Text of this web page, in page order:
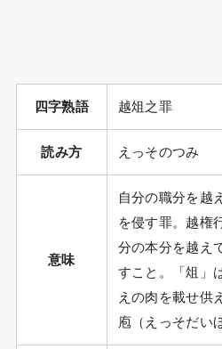
四字熟語 越俎之罪
読み方 えっそのつみ
意味
自分の職分を越
を侵す罪。越権
分の本分を越え
すこと。「俎」
えの肉を載せ供
庖（えっそだい